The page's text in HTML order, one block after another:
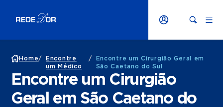
Home/
Encontre
um Médico
/
Encontre um Cirurgião Geral em
São Caetano do Sul
Encontre um Cirurgião
Geral em São Caetano do